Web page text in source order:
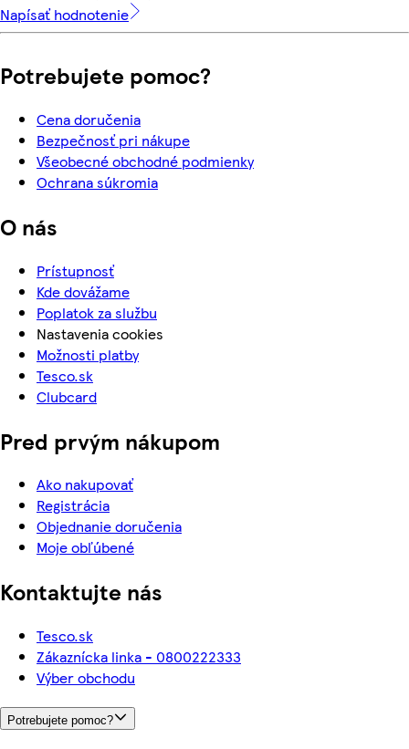
Napísať hodnotenie
Potrebujete pomoc?
Cena doručenia
Bezpečnosť pri nákupe
Všeobecné obchodné podmienky
Ochrana súkromia
O nás
Prístupnosť
Kde dovážame
Poplatok za službu
Nastavenia cookies
Možnosti platby
Tesco.sk
Clubcard
Pred prvým nákupom
Ako nakupovať
Registrácia
Objednanie doručenia
Moje obľúbené
Kontaktujte nás
Tesco.sk
Zákaznícka linka - 0800222333
Výber obchodu
Potrebujete pomoc?